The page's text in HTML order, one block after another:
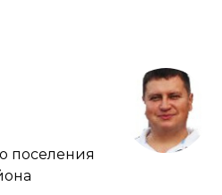
поселения